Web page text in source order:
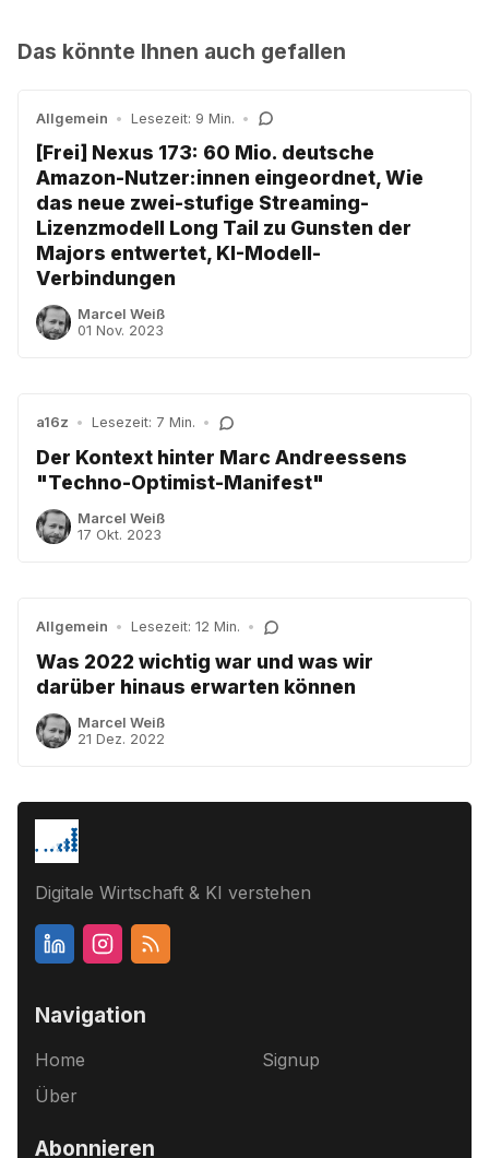
Das könnte Ihnen auch gefallen
Allgemein • Lesezeit: 9 Min. •
[Frei] Nexus 173: 60 Mio. deutsche
Amazon-Nutzer:innen eingeordnet, Wie
das neue zwei-stufige Streaming-
Lizenzmodell Long Tail zu Gunsten der
Majors entwertet, KI-Modell-
Verbindungen
Marcel Weiß
01 Nov. 2023
a16z • Lesezeit: 7 Min. •
Der Kontext hinter Marc Andreessens
"Techno-Optimist-Manifest"
Marcel Weiß
17 Okt. 2023
Allgemein • Lesezeit: 12 Min. •
Was 2022 wichtig war und was wir
darüber hinaus erwarten können
Marcel Weiß
21 Dez. 2022
Digitale Wirtschaft & KI verstehen
Navigation
Home
Über
Signup
Abonnieren